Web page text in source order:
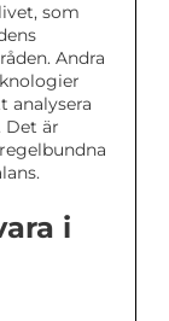
som
Andra
analysera
Det är
i